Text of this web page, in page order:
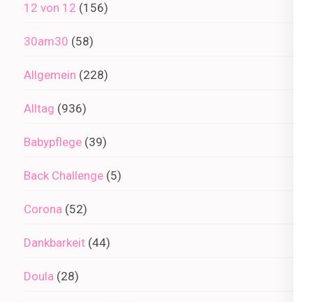
12 von 12 (156)
30am30 (58)
Allgemein (228)
Alltag (936)
Babypflege (39)
Back Challenge (5)
Corona (52)
Dankbarkeit (44)
Doula (28)